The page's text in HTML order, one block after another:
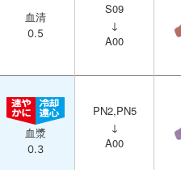
血清
0.5
S09
↓
A00
血漿
0.3
PN2,PN5
↓
A00
血清
0.5
S09
↓
A00
血漿
0.3
PN2,PN5
↓
A00